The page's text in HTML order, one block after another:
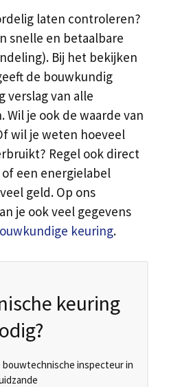
laten controleren?
snelle en betaalbare
Bij het bekijken
de bouwkundig
verslag van alle
je ook de waarde van
wil je weten hoeveel
Regel ook direct
een energielabel
geld. Op ons
je ook veel gegevens
keuring.
keuring
inspecteur in